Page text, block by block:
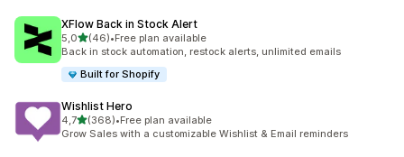
XFlow Back in Stock Alert
5,0av 5 stjerner
(46)
Totalt 46 omtaler
•Free plan available
Back in stock automation, restock alerts, unlimited emails
Built for Shopify
Wishlist Hero
4,7av 5 stjerner
(368)
Totalt 368 omtaler
•Free plan available
Grow Sales with a customizable Wishlist & Email reminders